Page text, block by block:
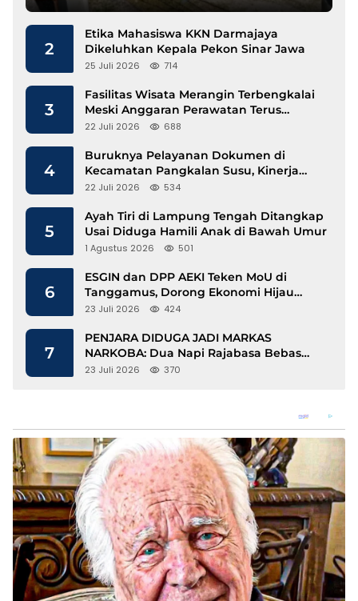
2
Etika Mahasiswa KKN Darmajaya
Dikeluhkan Kepala Pekon Sinar Jawa
25 Juli 2026 714
3
Fasilitas Wisata Merangin Terbengkalai
Meski Anggaran Perawatan Terus
Mengalir
22 Juli 2026 688
4
Buruknya Pelayanan Dokumen di
Kecamatan Pangkalan Susu, Kinerja
Disdukcapil Langkat Disorot
22 Juli 2026 534
5
Ayah Tiri di Lampung Tengah Ditangkap
Usai Diduga Hamili Anak di Bawah Umur
1 Agustus 2026 501
6
ESGIN dan DPP AEKI Teken MoU di
Tanggamus, Dorong Ekonomi Hijau
Berbasis Kopi dan Perdagangan Karbon
23 Juli 2026 424
7
PENJARA DIDUGA JADI MARKAS
NARKOBA: Dua Napi Rajabasa Bebas
Gunakan HP, Muncul Dugaan
23 Juli 2026 370